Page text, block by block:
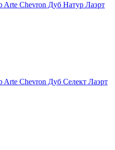
Arte Chevron Дуб Натур Лаэрт
Arte Chevron Дуб Селект Лаэрт